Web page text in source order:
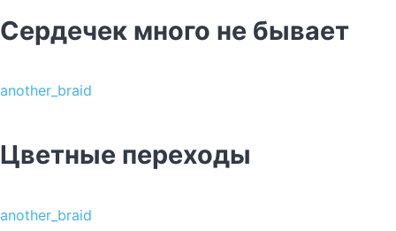
Сердечек много не бывает
another_braid
Цветные переходы
another_braid